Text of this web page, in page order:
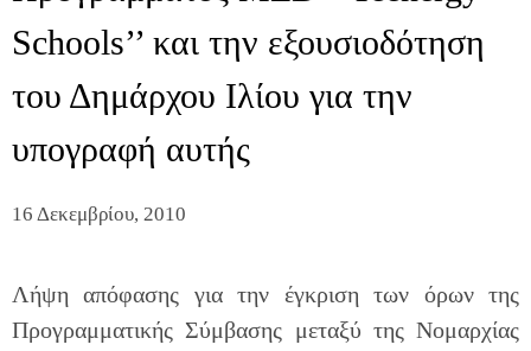
Schools’’ και την εξουσιοδότηση
του Δημάρχου Ιλίου για την
υπογραφή αυτής
16 Δεκεμβρίου, 2010
Λήψη απόφασης για την έγκριση των όρων της
Προγραμματικής Σύμβασης μεταξύ της Νομαρχίας